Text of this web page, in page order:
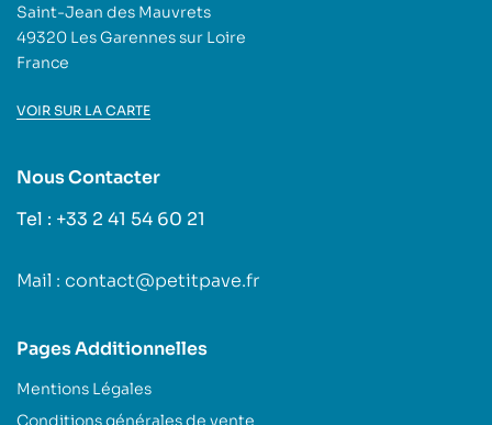
Saint-Jean des Mauvrets
49320 Les Garennes sur Loire
France
VOIR SUR LA CARTE
Nous Contacter
Tel : +33 2 41 54 60 21
Mail : contact@petitpave.fr
Pages Additionnelles
Mentions Légales
Conditions générales de vente